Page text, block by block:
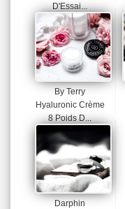
D'Essai...
By Terry
Hyaluronic Crème
8 Poids D...
Darphin